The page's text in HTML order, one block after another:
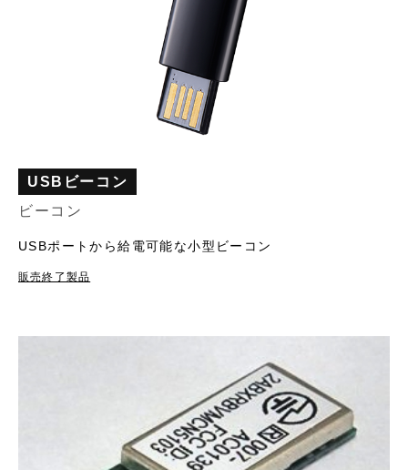
USBビーコン
ビーコン
USBポートから給電可能な小型ビーコン
販売終了製品